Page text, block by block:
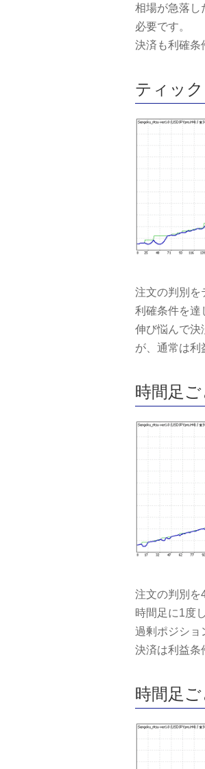
相場が急落し
必要です。
決済も利確条
ティッ
注文の判別を
利確条件を達
伸び悩んで決
が、通常は利
時間足
注文の判別を
時間足に1度
過剰ポジショ
決済は利益条
時間足